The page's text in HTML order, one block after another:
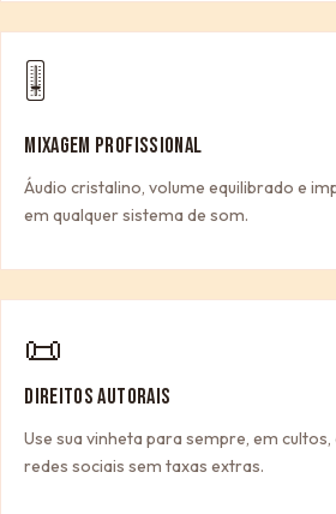
🎚
MIXAGEM PROFISSIONAL
Áudio cristalino, volume equilibrado e
em qualquer sistema de som.
📜
DIREITOS AUTORAIS
Use sua vinheta para sempre, em
redes sociais sem taxas extras.